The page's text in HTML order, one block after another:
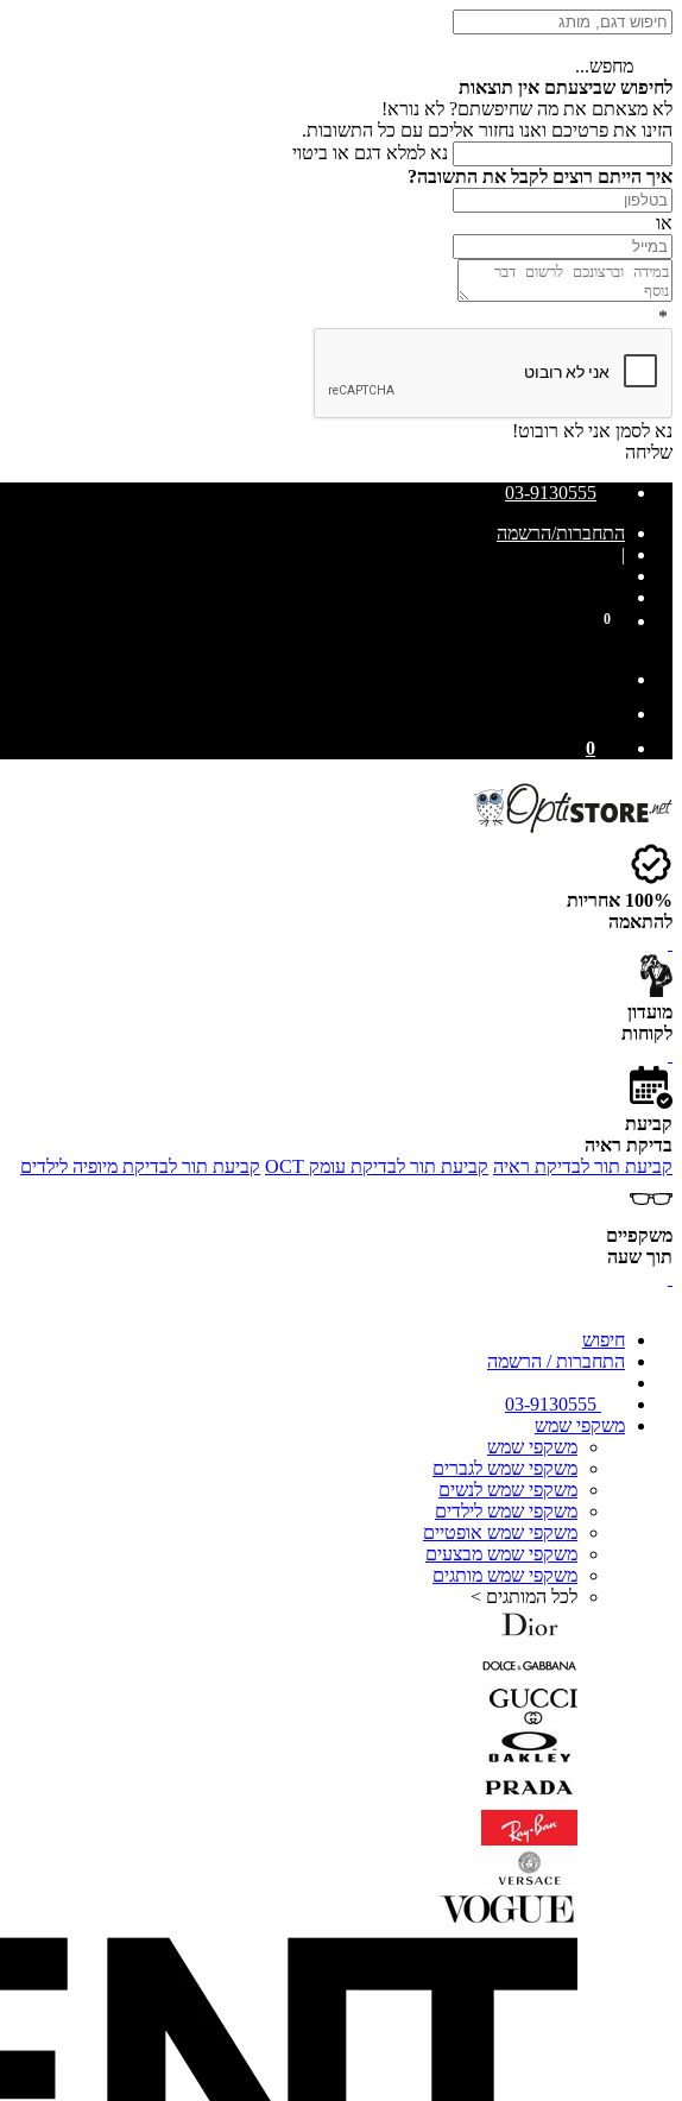
מחפש...
לחיפוש שביצעתם אין תוצאות
לא מצאתם את מה שחיפשתם? לא נורא!
הזינו את פרטיכם ואנו נחזור אליכם עם כל התשובות.
נא למלא דגם או ביטוי
איך הייתם רוצים לקבל את התשובה?
או
*
נא לסמן אני לא רובוט!
שליחה
03-9130555
התחברות/הרשמה
|
0
0
100% אחריות
להתאמה
מועדון
לקוחות
קביעת
בדיקת ראיה
קביעת תור לבדיקת ראיה קביעת תור לבדיקת עומק OCT קביעת תור לבדיקת מיופיה לילדים
משקפיים
תוך שעה
חיפוש
התחברות / הרשמה
משקפי שמש
משקפי שמש
משקפי שמש לגברים
משקפי שמש לנשים
משקפי שמש לילדים
משקפי שמש אופטיים
משקפי שמש מבצעים
משקפי שמש מותגים
לכל המותגים >